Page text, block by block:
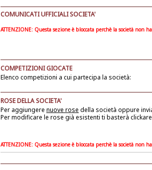
COMUNICATI UFFICIALI SOCIETA'
ATTENZIONE: Questa sezione è bloccata perchè la società non
COMPETIZIONI GIOCATE
Elenco competizioni a cui partecipa la società:
ROSE DELLA SOCIETA'
Per aggiungere nuove rose della società oppure
Per modificare le rose già esistenti ti basterà
ATTENZIONE: Questa sezione è bloccata perchè la società non